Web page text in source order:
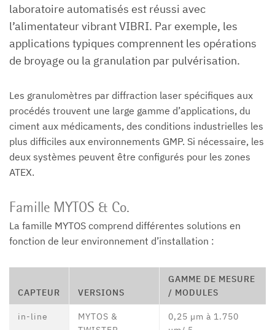
laboratoire automatisés est réussi avec
l’alimentateur vibrant VIBRI. Par exemple, les
applications typiques comprennent les opérations
de broyage ou la granulation par pulvérisation.
Les granulomètres par diffraction laser spécifiques aux
procédés trouvent une large gamme d’applications, du
ciment aux médicaments, des conditions industrielles les
plus difficiles aux environnements GMP. Si nécessaire, les
deux systèmes peuvent être configurés pour les zones
ATEX.
Famille MYTOS & Co.
La famille MYTOS comprend différentes solutions en
fonction de leur environnement d’installation :
CAPTEUR VERSIONS
GAMME DE MESURE
/ MODULES
in-line
MYTOS &
0,25 µm à 1.750